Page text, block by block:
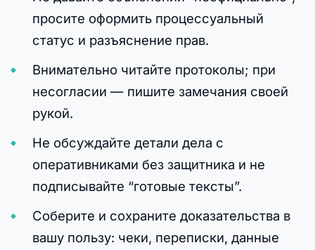
просите оформить процессуальный
статус и разъяснение прав.
Внимательно читайте протоколы; при
несогласии — пишите замечания своей
рукой.
Не обсуждайте детали дела с
оперативниками без защитника и не
подписывайте “готовые тексты”.
Соберите и сохраните доказательства в
вашу пользу: чеки, переписки, данные